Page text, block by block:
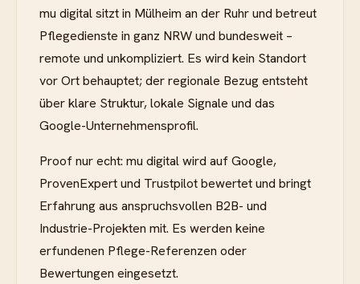
mu digital sitzt in Mülheim an der Ruhr und betreut
Pflegedienste in ganz NRW und bundesweit –
remote und unkompliziert. Es wird kein Standort
vor Ort behauptet; der regionale Bezug entsteht
über klare Struktur, lokale Signale und das
Google-Unternehmensprofil.
Proof nur echt: mu digital wird auf Google,
ProvenExpert und Trustpilot bewertet und bringt
Erfahrung aus anspruchsvollen B2B- und
Industrie-Projekten mit. Es werden keine
erfundenen Pflege-Referenzen oder
Bewertungen eingesetzt.